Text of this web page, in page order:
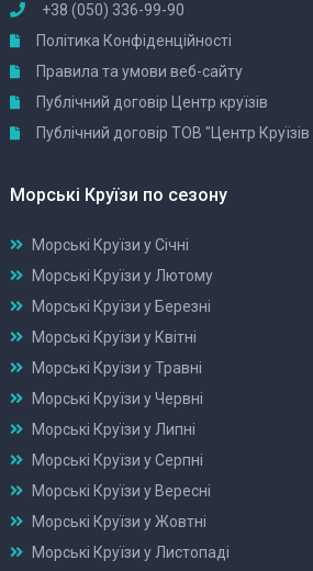
+38 (050) 336-99-90
Політика Конфіденційності
Правила та умови веб-сайту
Публічний договір Центр круїзів
Публічний договір ТОВ "Центр
Морські Круїзи по сезону
Морські Круїзи у Січні
Морські Круїзи у Лютому
Морські Круїзи у Березні
Морські Круїзи у Квітні
Морські Круїзи у Травні
Морські Круїзи у Червні
Морські Круїзи у Липні
Морські Круїзи у Серпні
Морські Круїзи у Вересні
Морські Круїзи у Жовтні
Морські Круїзи у Листопаді